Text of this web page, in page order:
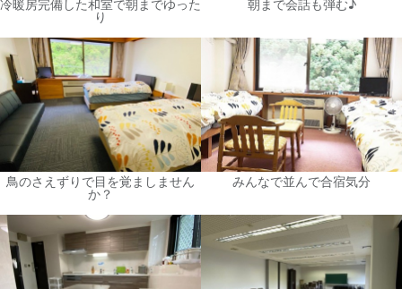
冷暖房完備した和室で朝までゆった
り
朝まで会話も弾む♪
鳥のさえずりで目を覚ましません
か？
みんなで並んで合宿気分